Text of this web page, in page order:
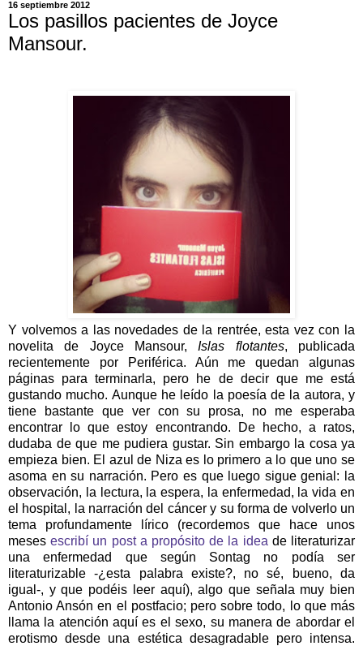
16 septiembre 2012
Los pasillos pacientes de Joyce
Mansour.
Y volvemos a las novedades de la rentrée, esta vez con la
novelita de Joyce Mansour,Islas flotantes, publicada
recientemente por Periférica. Aún me quedan algunas
páginas para terminarla, pero he de decir que me está
gustando mucho. Aunque he leído la poesía de la autora, y
tiene bastante que ver con su prosa, no me esperaba
encontrar lo que estoy encontrando. De hecho, a ratos,
dudaba de que me pudiera gustar. Sin embargo la cosa ya
empieza bien. El azul de Niza es lo primero a lo que uno se
asoma en su narración. Pero es que luego sigue genial: la
observación, la lectura, la espera, la enfermedad, la vida en
el hospital, la narración del cáncer y su forma de volverlo un
tema profundamente lírico (recordemos que hace unos
mesesescribí un post a propósito de la idea de literaturizar
una enfermedad que según Sontag no podía ser
literaturizable -¿esta palabra existe?, no sé, bueno, da
igual-, y que podéis leer aquí), algo que señala muy bien
Antonio Ansón en el postfacio; pero sobre todo, lo que más
llama la atención aquí es el sexo, su manera de abordar el
erotismo desde una estética desagradable pero intensa.